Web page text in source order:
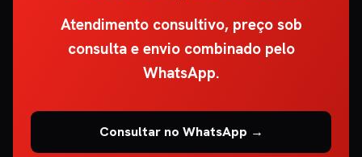
Atendimento consultivo, preço sob
consulta e envio combinado pelo
WhatsApp.
Consultar no WhatsApp →